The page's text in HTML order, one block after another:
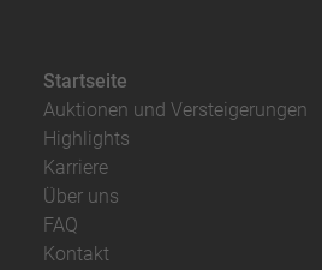
Startseite
Auktionen und Versteigerungen
Highlights
Karriere
Über uns
FAQ
Kontakt